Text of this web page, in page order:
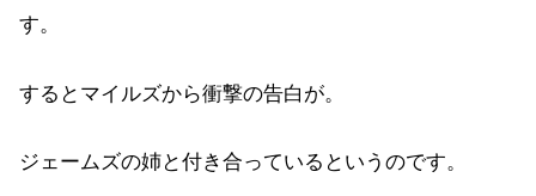
す。
するとマイルズから衝撃の告白が。
ジェームズの姉と付き合っているというのです。